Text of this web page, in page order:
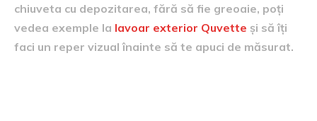
chiuveta cu depozitarea, fără să fie greoaie, poți
vedea exemple la lavoar exterior Quvette și să îți
faci un reper vizual înainte să te apuci de măsurat.